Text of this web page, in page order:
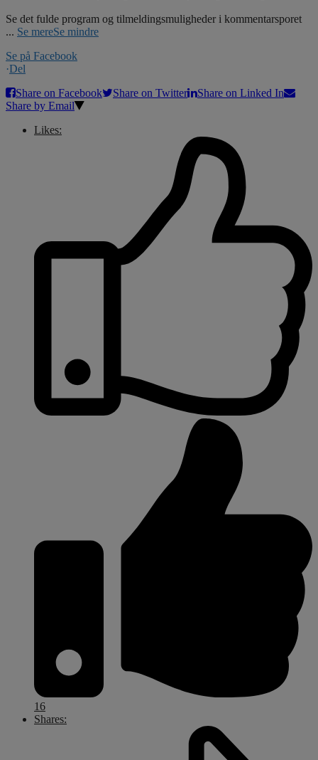
Se det fulde program og tilmeldingsmuligheder i kommentarsporet
... Se mereSe mindre
Se på Facebook
·Del
Share on Facebook
Share on Twitter
Share on Linked In
Share by Email
Likes:
16
Shares: